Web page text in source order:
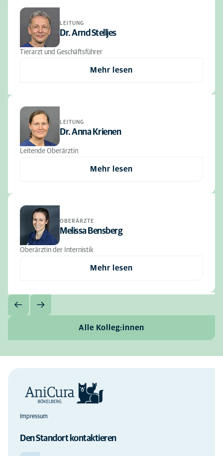
LEITUNG
Dr. Arnd Stelljes
Tierarzt und Geschäftsführer
Mehr lesen
LEITUNG
Dr. Anna Krienen
Leitende Oberärztin
Mehr lesen
OBERÄRZTE
Melissa Bensberg
Oberärztin der Internistik
Mehr lesen
Alle Kolleg:innen
Impressum
Den Standort kontaktieren